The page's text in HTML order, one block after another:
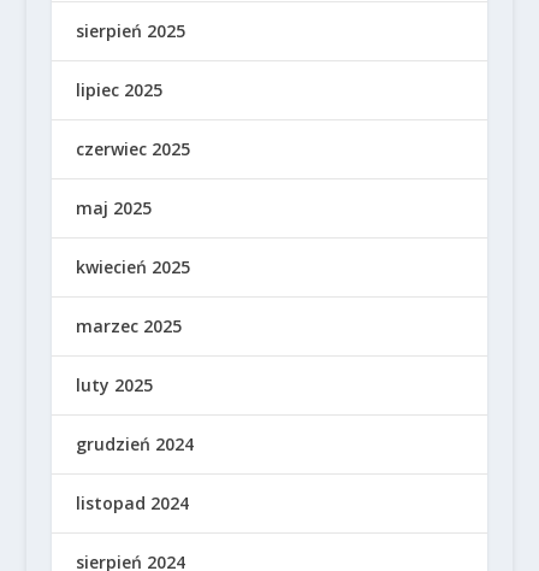
sierpień 2025
lipiec 2025
czerwiec 2025
maj 2025
kwiecień 2025
marzec 2025
luty 2025
grudzień 2024
listopad 2024
sierpień 2024